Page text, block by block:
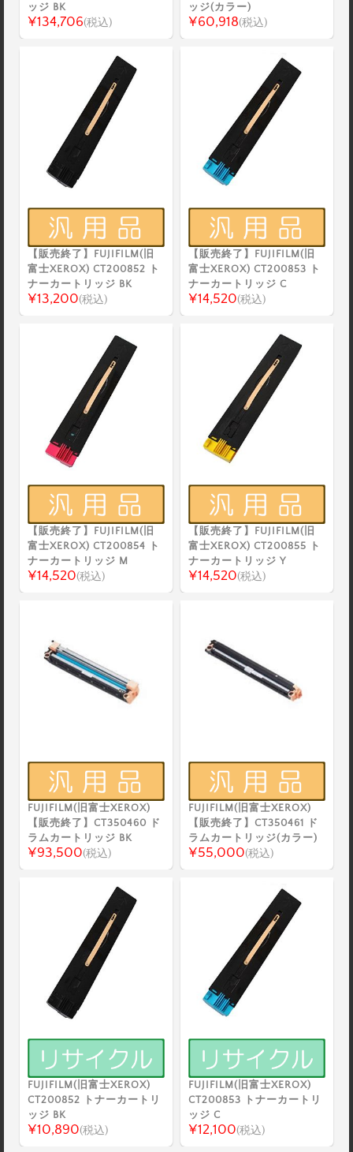
ッジ BK
¥134,706(税込)
ッジ(カラー)
¥60,918(税込)
【販売終了】FUJIFILM(旧
富士XEROX) CT200852 ト
ナーカートリッジ BK
¥13,200(税込)
【販売終了】FUJIFILM(旧
富士XEROX) CT200853 ト
ナーカートリッジ C
¥14,520(税込)
【販売終了】FUJIFILM(旧
富士XEROX) CT200854 ト
ナーカートリッジ M
¥14,520(税込)
【販売終了】FUJIFILM(旧
富士XEROX) CT200855 ト
ナーカートリッジ Y
¥14,520(税込)
FUJIFILM(旧富士XEROX)
【販売終了】CT350460 ド
ラムカートリッジ BK
¥93,500(税込)
FUJIFILM(旧富士XEROX)
【販売終了】CT350461 ド
ラムカートリッジ(カラー)
¥55,000(税込)
FUJIFILM(旧富士XEROX)
CT200852 トナーカートリ
ッジ BK
¥10,890(税込)
FUJIFILM(旧富士XEROX)
CT200853 トナーカートリ
ッジ C
¥12,100(税込)